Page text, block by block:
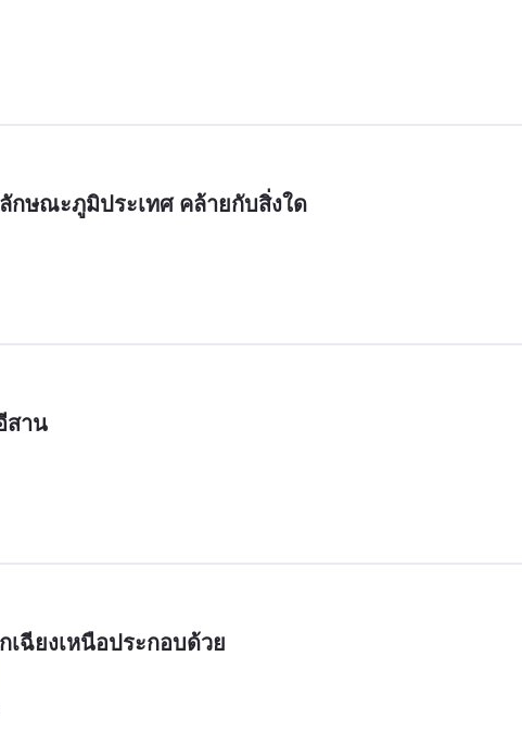
กษณะภูมิประเทศ คล้ายกับสิ่งใด
สาน
ฉียงเหนือประกอบด้วย